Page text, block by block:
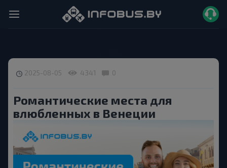
2025-08-05 4341 0
Романтические места для
влюбленных в Венеции